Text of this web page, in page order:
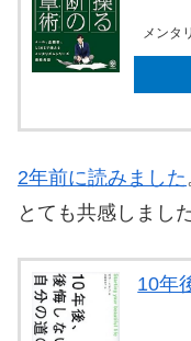
メンタ
2年前に読みました
とても共感しました
10年